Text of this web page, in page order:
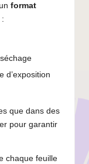
format
d’exposition
que dans des
pour garantir
chaque feuille